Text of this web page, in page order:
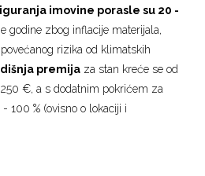
imovine porasle su 20 -
godine zbog inflacije materijala,
rizika od klimatskih
premija za stan kreće se od
€, a s dodatnim pokrićem za
100 % (ovisno o lokaciji i